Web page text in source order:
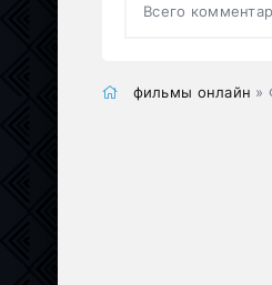
Всего
фильмы онлайн »